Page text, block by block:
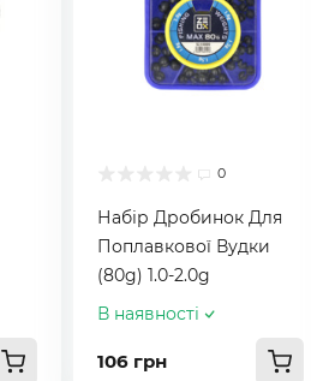
0
Набір Дробинок Для
Поплавкової Вудки
(80g) 1.0-2.0g
В наявності
106 грн